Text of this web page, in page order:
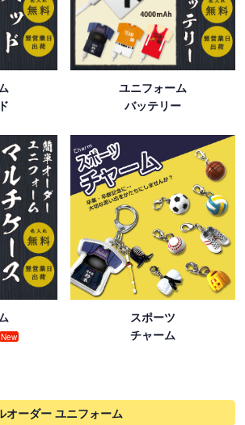
ユニフォーム
バッテリー
New
スポーツ
チャーム
オーダー ユニフォーム